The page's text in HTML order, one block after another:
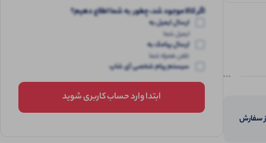
سفارش
اگر کالا موجود شد، چطور به شما اطلاع دهیم؟
ارسال ایمیل به
ایمیل شما
ارسال پیامک به
تلفن همراه شما
سیستم پیام شخصی آی شاپ
ابتدا وارد حساب کاربری شوید